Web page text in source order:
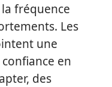
fréquence
Les
une
en
des